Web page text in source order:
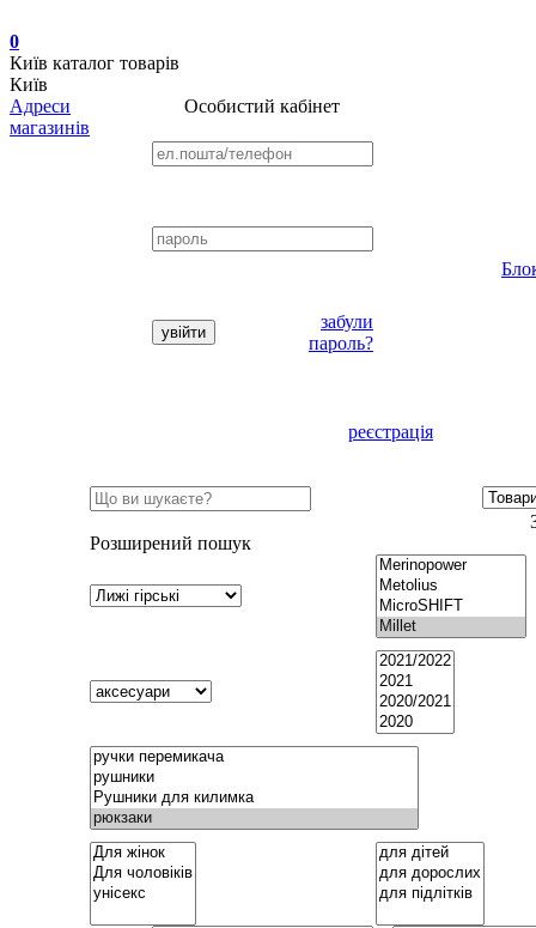
0
Київ каталог товарів
Київ
Адреси
магазинів
Особистий кабінет
забули
пароль?
реєстрація
Розширений пошук